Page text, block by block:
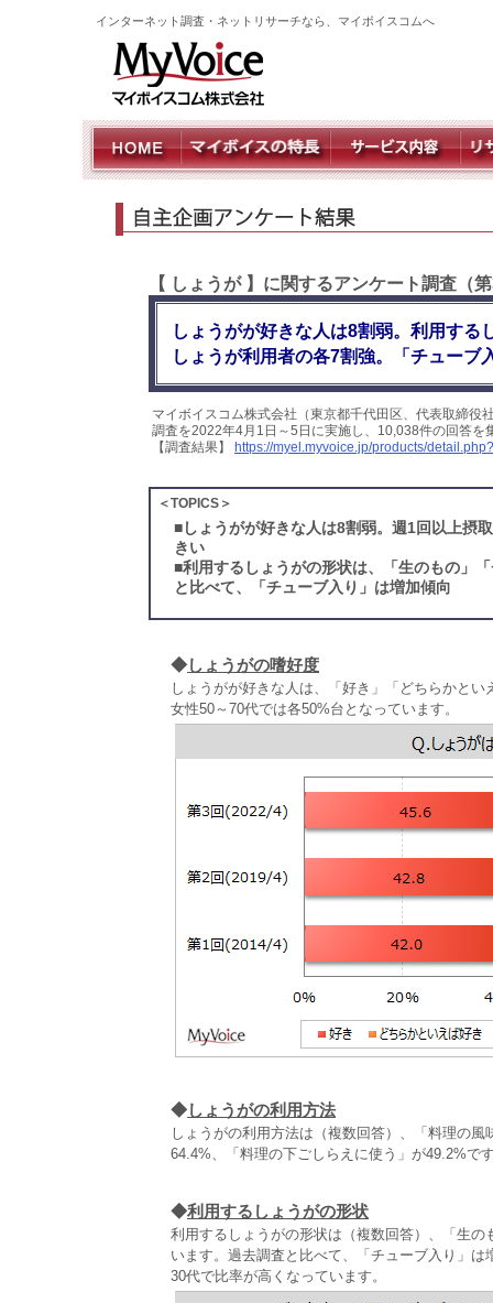
インターネット調査・ネットリサーチなら、マイボイスコムへ
【 しょうが 】に関するアンケート調査（
しょうがが好きな人は8割弱。利用す
しょうが利用者の各7割強。「チューブ
マイボイスコム株式会社（東京都千代田区、代表取締
調査を2022年4月1日～5日に実施し、10,038件の回答を
【調査結果】
https://myel.myvoice.jp/products/
＜TOPICS＞
■しょうがが好きな人は8割弱。週1回以上摂
きい
■利用するしょうがの形状は、「生のもの」
と比べて、「チューブ入り」は増加傾向
◆しょうがの嗜好度
しょうがが好きな人は、「好き」「どちらかと
女性50～70代では各50%台となっています。
◆しょうがの利用方法
しょうがの利用方法は（複数回答）、「料理の
64.4%、「料理の下ごしらえに使う」が49.2%で
◆利用するしょうがの形状
利用するしょうがの形状は（複数回答）、「生
います。過去調査と比べて、「チューブ入り」
30代で比率が高くなっています。